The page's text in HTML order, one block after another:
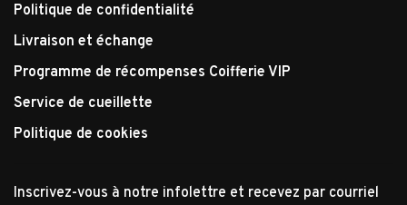
Politique de confidentialité
Livraison et échange
Programme de récompenses Coifferie VIP
Service de cueillette
Politique de cookies
Inscrivez-vous à notre infolettre et recevez par courriel